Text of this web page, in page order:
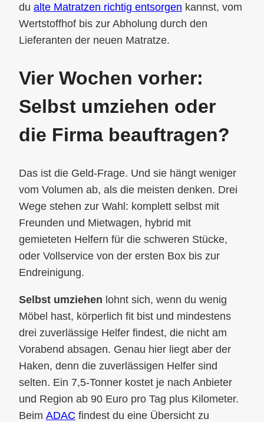
du alte Matratzen richtig entsorgen kannst, vom
Wertstoffhof bis zur Abholung durch den
Lieferanten der neuen Matratze.
Vier Wochen vorher:
Selbst umziehen oder
die Firma beauftragen?
Das ist die Geld-Frage. Und sie hängt weniger
vom Volumen ab, als die meisten denken. Drei
Wege stehen zur Wahl: komplett selbst mit
Freunden und Mietwagen, hybrid mit
gemieteten Helfern für die schweren Stücke,
oder Vollservice von der ersten Box bis zur
Endreinigung.
Selbst umziehen lohnt sich, wenn du wenig
Möbel hast, körperlich fit bist und mindestens
drei zuverlässige Helfer findest, die nicht am
Vorabend absagen. Genau hier liegt aber der
Haken, denn die zuverlässigen Helfer sind
selten. Ein 7,5-Tonner kostet je nach Anbieter
und Region ab 90 Euro pro Tag plus Kilometer.
Beim ADAC findest du eine Übersicht zu